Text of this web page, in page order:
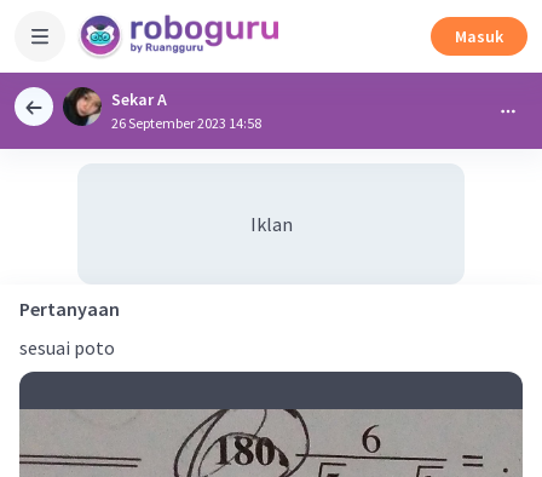
Masuk
Sekar A
26 September 2023 14:58
Iklan
Pertanyaan
sesuai poto